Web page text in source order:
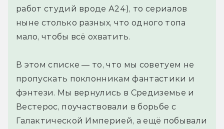
работ студий вроде А24), то сериалов
ныне столько разных, что одного топа
мало, чтобы всё охватить.
В этом списке — то, что мы советуем не
пропускать поклонникам фантастики и
фэнтези. Мы вернулись в Средиземье и
Вестерос, поучаствовали в борьбе с
Галактической Империей, а ещё побывали